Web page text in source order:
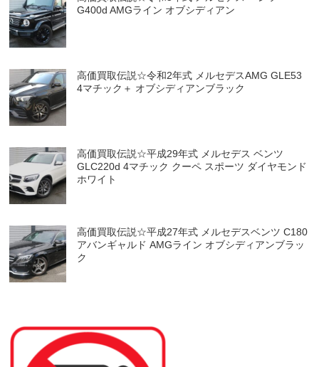
G400d AMGライン オブシディアン
高価買取伝説☆令和2年式 メルセデスAMG GLE53
4マチック＋ オブシディアンブラック
高価買取伝説☆平成29年式 メルセデス ベンツ
GLC220d 4マチック クーペ スポーツ ダイヤモンド
ホワイト
高価買取伝説☆平成27年式 メルセデスベンツ C180
アバンギャルド AMGライン オブシディアンブラッ
ク